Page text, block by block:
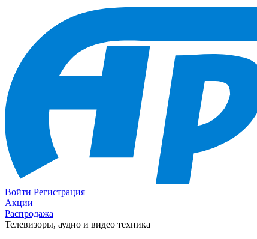
Войти Регистрация
Акции
Распродажа
Телевизоры, аудио и видео техника